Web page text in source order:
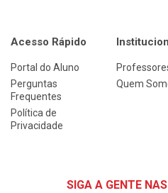
Acesso Rápido
Portal do Aluno
Perguntas
Frequentes
Política de
Privacidade
Quem
SIGA A GENTE